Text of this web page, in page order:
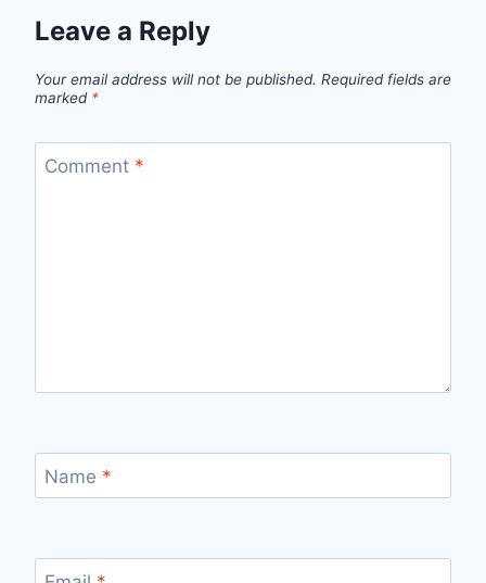
Leave a Reply
Your email address will not be published. Required fields are
marked *
Comment *
Name *